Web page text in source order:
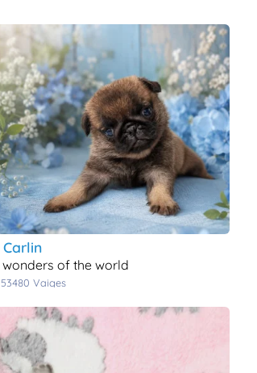
carlin
wonders of the world
53480 vaiges